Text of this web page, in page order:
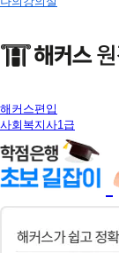
해커스편입
사회복지사1급